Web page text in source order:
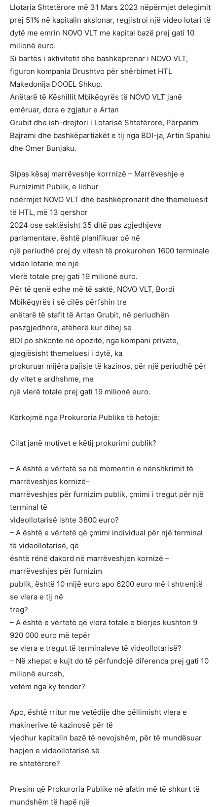
Llotaria Shtetërore më 31 Mars 2023 nëpërmjet delegimit
prej 51% në kapitalin aksionar, regjistroi një video lotari të
dytë me emrin NOVO VLT me kapital bazë prej gati 10
milionë euro.
Si bartës i aktivitetit dhe bashkëpronar i NOVO VLT,
figuron kompania Drushtvo për shërbimet HTL
Makedonija DOOEL Shkup.
Anëtarë të Këshillit Mbikëqyrës të NOVO VLT janë
emëruar, dora e zgjatur e Artan
Grubit dhe ish-drejtori i Lotarisë Shtetërore, Përparim
Bajrami dhe bashkëpartiakët e tij nga BDI-ja, Artin Spahiu
dhe Omer Bunjaku.
Sipas kësaj marrëveshje korrnizë – Marrëveshje e
Furnizimit Publik, e lidhur
ndërmjet NOVO VLT dhe bashkëpronarit dhe themeluesit
të HTL, më 13 qershor
2024 ose saktësisht 35 ditë pas zgjedhjeve
parlamentare, është planifikuar që në
një periudhë prej dy vitesh të prokurohen 1600 terminale
video lotarie me një
vlerë totale prej gati 19 milionë euro.
Për të qenë edhe më të saktë, NOVO VLT, Bordi
Mbikëqyrës i së cilës përfshin tre
anëtarë të stafit të Artan Grubit, në periudhën
paszgjedhore, atëherë kur dihej se
BDI po shkonte në opozitë, nga kompani private,
gjegjësisht themeluesi i dytë, ka
prokuruar mijëra pajisje të kazinos, për një periudhë për
dy vitet e ardhshme, me
një vlerë totale prej gati 19 milionë euro.
Kërkojmë nga Prokuroria Publike të hetojë:
Cilat janë motivet e këtij prokurimi publik?
– A është e vërtetë se në momentin e nënshkrimit të
marrëveshjes kornizë–
marrëveshjes për furnizim publik, çmimi i tregut për një
terminal të
videollotarisë ishte 3800 euro?
– A është e vërtetë që çmimi individual për një terminal
të videollotarisë, që
është rënë dakord në marrëveshjen kornizë –
marrëveshjes për furnizim
publik, është 10 mijë euro apo 6200 euro më i shtrenjtë
se vlera e tij në
treg?
– A është e vërtetë që vlera totale e blerjes kushton 9
920 000 euro më tepër
se vlera e tregut të terminaleve të videollotarisë?
– Në xhepat e kujt do të përfundojë diferenca prej gati 10
milionë eurosh,
vetëm nga ky tender?
Apo, është rritur me vetëdije dhe qëllimisht vlera e
makinerive të kazinosë për të
vjedhur kapitalin bazë të nevojshëm, për të mundësuar
hapjen e videollotarisë së
re shtetërore?
Presim që Prokuroria Publike në afatin më të shkurt të
mundshëm të hapë një